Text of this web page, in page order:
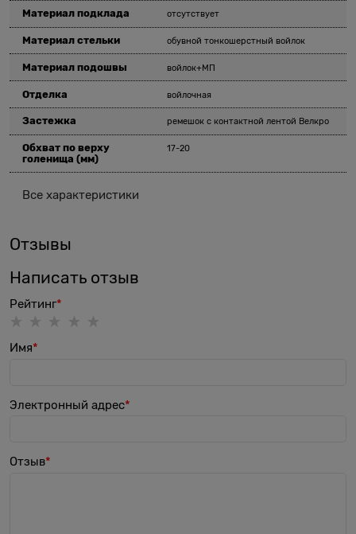
Материал подклада отсутствует
Материал стельки обувной тонкошерстный войлок
Материал подошвы войлок+МП
Отделка войлочная
Застежка ремешок с контактной лентой Велкро
Обхват по верху
голенища(мм)
17-20
Все характеристики
Отзывы
Написать отзыв
Рейтинг
Имя
Электронный адрес
Отзыв